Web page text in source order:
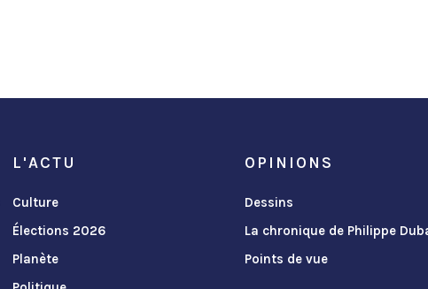
L'ACTU
Culture
Élections 2026
Planète
OPINIONS
Dessins
La chronique de Philippe
Points de vue